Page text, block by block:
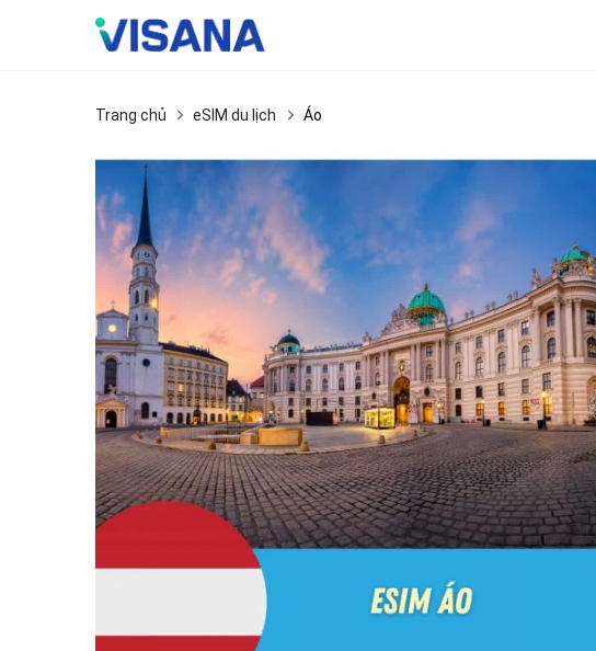
Trang chủ eSIM du lịch Áo